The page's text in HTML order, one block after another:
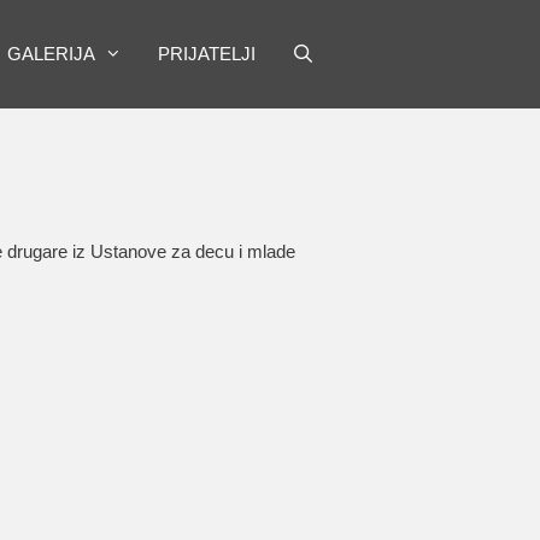
GALERIJA PRIJATELJI
iz Ustanove za decu i mlade